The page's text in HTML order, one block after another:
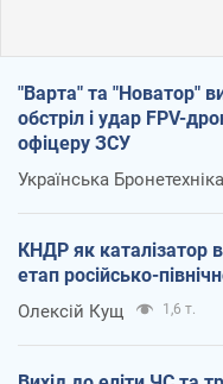
"Варта" та "Новатор"
обстріл і удар FPV-
офіцеру ЗСУ
Українська Бронетехніка
КНДР як каталізатор
етап російсько-
Олексій Кущ 1,6 т.